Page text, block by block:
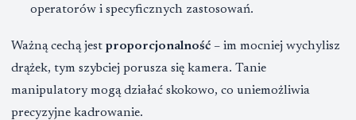
operatorów i specyficznych zastosowań.
Ważną cechą jest proporcjonalność – im mocniej wychylisz
drążek, tym szybciej porusza się kamera. Tanie
manipulatory mogą działać skokowo, co uniemożliwia
precyzyjne kadrowanie.